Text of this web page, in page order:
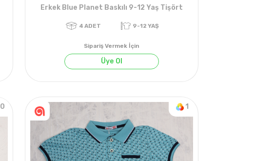
Erkek Blue Planet Baskılı 9-12 Yaş Tişört
4 ADET
Sipariş Vermek İçin
Üye Ol
0 1